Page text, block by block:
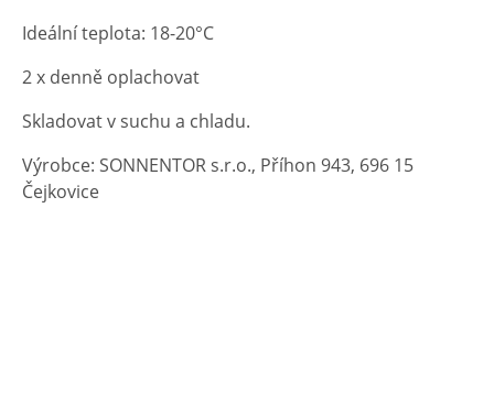
Ideální teplota: 18-20°C
2 x denně oplachovat
Skladovat v suchu a chladu.
Výrobce: SONNENTOR s.r.o., Příhon 943, 696 15
Čejkovice